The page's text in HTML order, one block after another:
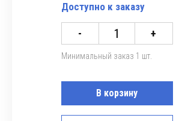
Доступно к заказу
- +
Минимальный заказ 1 шт.
В корзину